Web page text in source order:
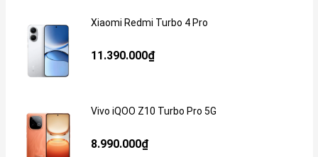
Xiaomi Redmi Turbo 4 Pro
11.390.000₫
Vivo iQOO Z10 Turbo Pro 5G
8.990.000₫